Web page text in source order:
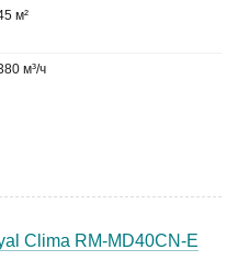
м²
м³/ч
Clima RM-MD40CN-E